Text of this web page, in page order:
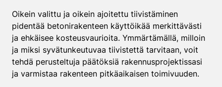
Oikein valittu ja oikein ajoitettu tiivistäminen
pidentää betonirakenteen käyttöikää merkittävästi
ja ehkäisee kosteusvaurioita. Ymmärtämällä, milloin
ja miksi syvätunkeutuvaa tiivistettä tarvitaan, voit
tehdä perusteltuja päätöksiä rakennusprojektissasi
ja varmistaa rakenteen pitkäaikaisen toimivuuden.